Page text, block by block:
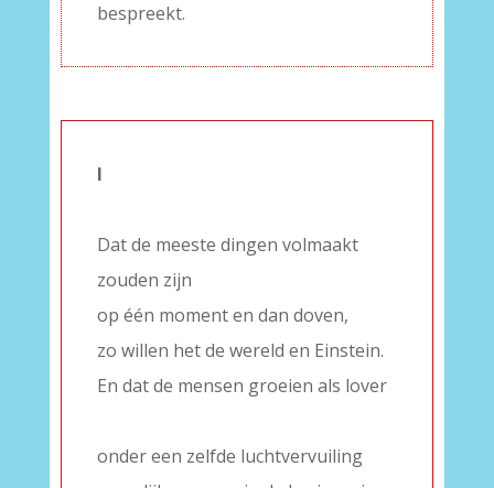
bespreekt.
I
Dat de meeste dingen volmaakt
zouden zijn
op één moment en dan doven,
zo willen het de wereld en Einstein.
En dat de mensen groeien als lover
onder een zelfde luchtvervuiling